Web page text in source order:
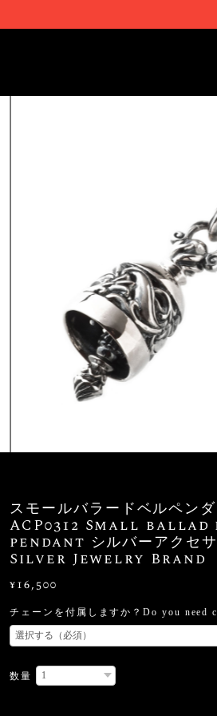
スモールバラードベルペンダ
ACP0312 Small
pendant シルバーアクセ
Silver Jewelry Brand
¥16,500
チェーンを付属しますか？Do you need
数量